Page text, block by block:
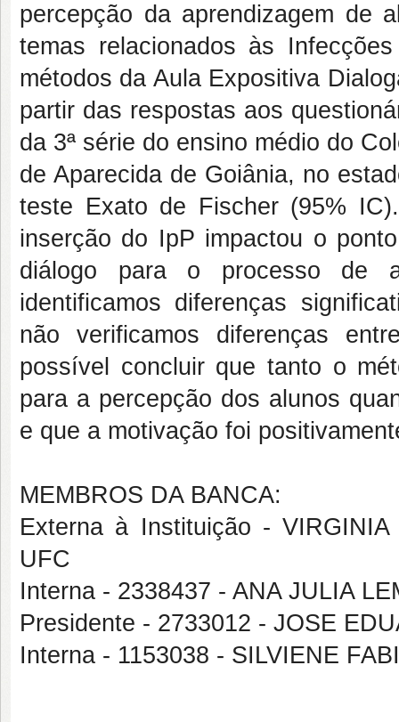
percepção da aprendizagem de
temas relacionados às
métodos da Aula Expositiva
partir das respostas aos
da 3ª série do ensino médio do
de Aparecida de Goiânia, no
teste Exato de Fischer (95%
inserção do IpP impactou o
diálogo para o processo de
identificamos diferenças
não verificamos diferenças
possível concluir que tanto o
para a percepção dos alunos
e que a motivação foi
MEMBROS DA BANCA:
Externa à Instituição -
UFC
Interna - 2338437 - ANA JULIA
Presidente - 2733012 - JOSE
Interna - 1153038 - SILVIENE